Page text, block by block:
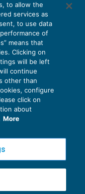
le
S.p.A.v2.32.4
- info@ecnews.it
to allow the
services as
to use data
of
means that
Clicking on
will be left
continue
other than
configure
click on
about
More